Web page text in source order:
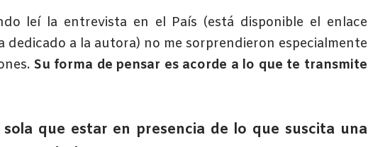
leí la entrevista en el País (está disponible el enlace
a la autora) no me sorprendieron especialmente
Su forma de pensar es acorde a lo que te transmite
que estar en presencia de lo que suscita una